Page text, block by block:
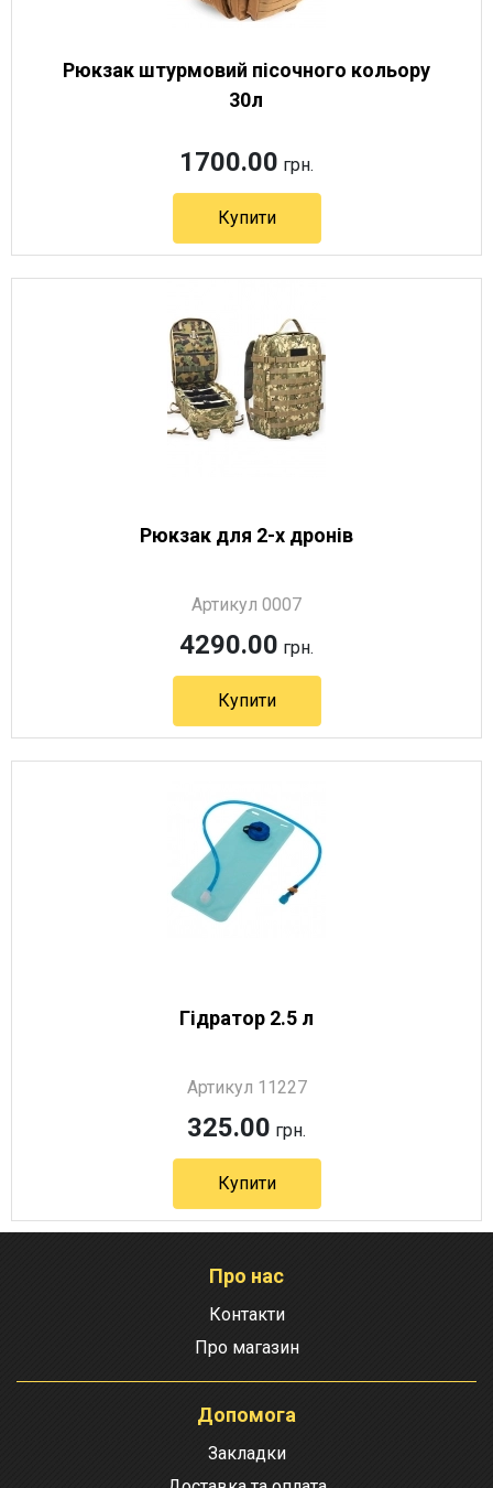
Рюкзак штурмовий пісочного кольору
30л
1700.00 грн.
Купити
Рюкзак для 2-х дронів
Артикул 0007
4290.00 грн.
Купити
Гідратор 2.5 л
Артикул 11227
325.00 грн.
Купити
Про нас
Контакти
Про магазин
Допомога
Закладки